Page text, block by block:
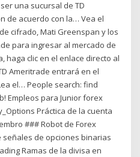
una sucursal de TD
de acuerdo con la… Vea el
cifrado, Mati Greenspan y los
para ingresar al mercado de
haga clic en el enlace directo al
Ameritrade entrará en el
el… People search: find
Empleos para Junior forex
Práctica de la cuenta
### Robot de Forex
de opciones binarias
Ramas de la divisa en